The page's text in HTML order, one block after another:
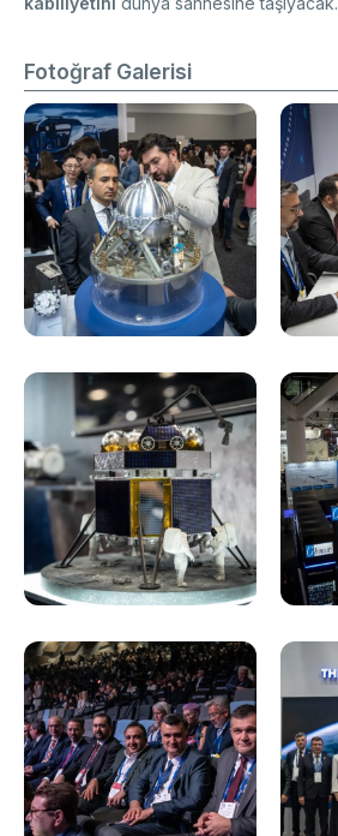
Fotoğraf Galerisi